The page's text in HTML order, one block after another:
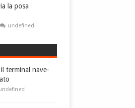
la posa
undefined
terminal nave-